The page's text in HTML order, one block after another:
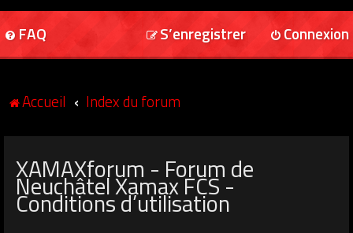
FAQ Connexion
S’enregistrer
Accueil Index du forum
XAMAXforum - Forum de
Neuchâtel Xamax FCS -
Conditions d’utilisation